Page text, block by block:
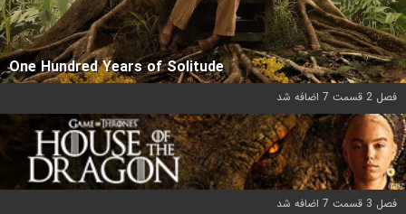
One Hundred Years of Solitude
فصل 2 قسمت 7 اضافه شد
فصل 3 قسمت 7 اضافه شد